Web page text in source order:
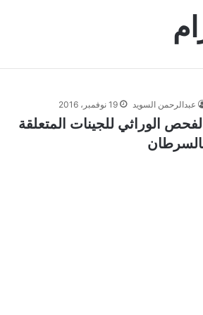
عبدالرحمن السويد 19 نوفمبر، 2016
الفحص الوراثي للجينات المتعلقة